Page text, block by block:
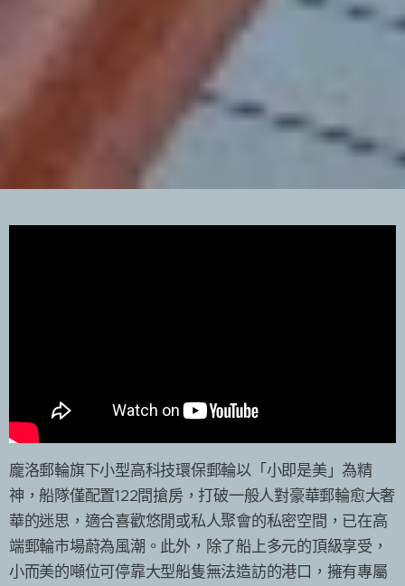
龐洛郵輪旗下小型高科技環保郵輪以「小即是美」為精
神，船隊僅配置122間搶房，打破一般人對豪華郵輪愈大奢
華的迷思，適合喜歡悠閒或私人聚會的私密空間，已在高
端郵輪市場蔚為風潮。此外，除了船上多元的頂級享受，
小而美的噸位可停靠大型船隻無法造訪的港口，擁有專屬